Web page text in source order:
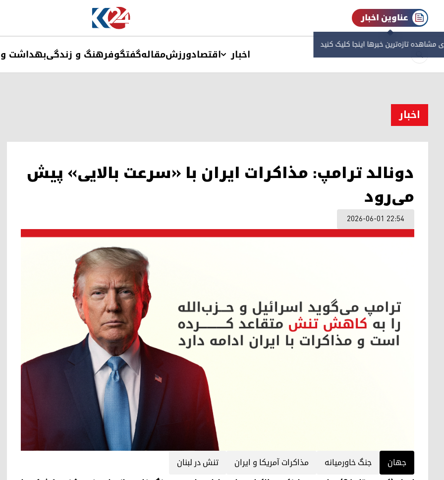
عناوین اخبار
مشاهده‌ تازه‌ترین خبرها اینجا کلیک کنید
اخبار اقتصادورزشمقالهگفتگوفرهنگ و زندگیبهداشت
اخبار
دونالد ترامپ: مذاکرات ایران با «سرعت بالایی» پیش
می‌رود
2026-06-01 22:54
جهان جنگ خاورمیانە مذاکرات آمریکا و ایران تنش در لبنان